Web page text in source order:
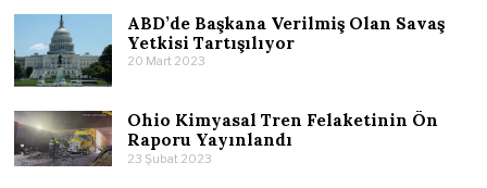
ABD’de Başkana Verilmiş Olan Savaş
Yetkisi Tartışılıyor
20 Mart 2023
Ohio Kimyasal Tren Felaketinin Ön
Raporu Yayınlandı
23 Şubat 2023